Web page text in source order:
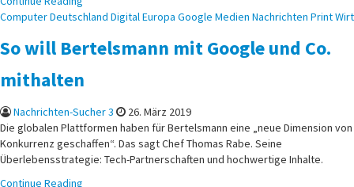
Posted
ComputerDeutschland DigitalEuropa Google Medien Nachrichten Print
So will Bertelsmann mit Google und Co.
mithalten
Nachrichten-Sucher 3
26. März 2019
Die globalen Plattformen haben für Bertelsmann eine „neue Dimension von
Konkurrenz geschaffen“. Das sagt Chef Thomas Rabe. Seine
Überlebensstrategie: Tech-Partnerschaften und hochwertige Inhalte.
Continue Reading